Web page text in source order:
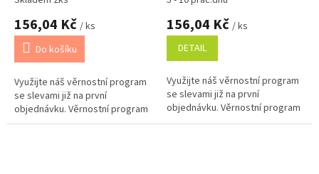
156,04 Kč / ks
Do košíku
Využijte náš věrnostní program
se slevami již na první
objednávku. Věrnostní program
156,04 Kč / ks
DETAIL
Využijte náš věrnostní program
se slevami již na první
objednávku. Věrnostní program